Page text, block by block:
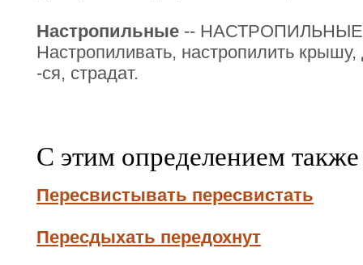
Настропильные -- НАСТРОПИЛЬНЫЕ
Настропиливать, настропилить
-ся, страдат.
С этим определением
Пересвистывать пересвистать
Пересдыхать передохнут